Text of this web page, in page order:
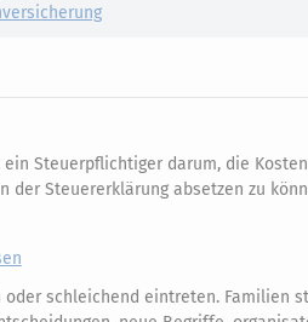
Steuerpflichtiger darum, die
der Steuererklärung absetzen zu
schleichend eintreten. Familien